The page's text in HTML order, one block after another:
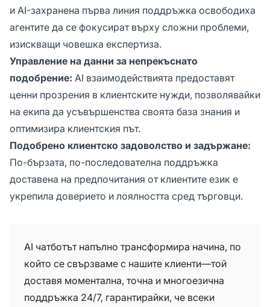
и AI-захранена първа линия поддръжка освободиха
агентите да се фокусират върху сложни проблеми,
изискващи човешка експертиза.
Управление на данни за непрекъснато
подобрение: AI взаимодействията предоставят
ценни прозрения в клиентските нужди, позволявайки
на екипа да усъвършенства своята база знания и
оптимизира клиентския път.
Подобрено клиентско задоволство и задържане:
По-бързата, по-последователна поддръжка
доставена на предпочитания от клиентите език е
укрепила доверието и лоялността сред търговци.
AI чатботът напълно трансформира начина, по
който се свързваме с нашите клиенти—той
доставя моментална, точна и многоезична
поддръжка 24/7, гарантирайки, че всеки